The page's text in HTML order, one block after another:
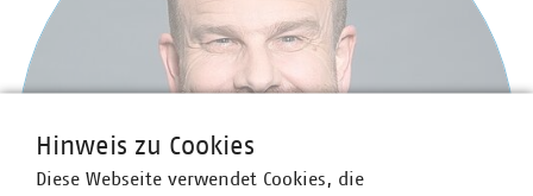
Hinweis zu Cookies
Diese Webseite verwendet Cookies, die